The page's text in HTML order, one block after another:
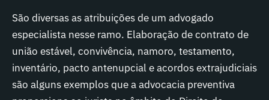
São diversas as atribuições de um advogado
especialista nesse ramo. Elaboração de contrato de
união estável, convivência, namoro, testamento,
inventário, pacto antenupcial e acordos extrajudiciais
são alguns exemplos que a advocacia preventiva